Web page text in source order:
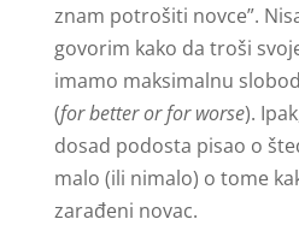
znam potrošiti novce”.
govorim kako da troši
imamo maksimalnu
(for better or for worse).
dosad podosta pisao o
malo (ili nimalo) o tome
zarađeni novac.